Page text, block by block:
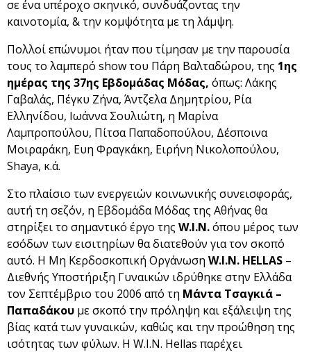
σε ένα υπέροχο σκηνικό, συνδυάζοντας την
καινοτομία, & την κομψότητα με τη λάμψη.
Πολλοί επώνυμοι ήταν που τίμησαν με την παρουσία
τους το λαμπερό show του Πάρη Βαλταδώρου, της 1ης
ημέρας της 37ης Εβδομάδας Μόδας, όπως: Λάκης
Γαβαλάς, Πέγκυ Ζήνα, Άντζελα Δημητρίου, Ρία
Ελληνίδου, Ιωάννα Σουλιώτη, η Μαρίνα
Λαμπροπούλου, Πίτσα Παπαδοπούλου, Δέσποινα
Μοιραράκη, Ευη Φραγκάκη, Ειρήνη Νικολοπούλου,
Shaya, κ.ά.
Στο πλαίσιο των ενεργειών κοινωνικής συνεισφοράς,
αυτή τη σεζόν, η Εβδομάδα Μόδας της Αθήνας θα
στηρίξει το σημαντικό έργο της W.I.N.όπου μέρος των
εσόδων των εισιτηρίων θα διατεθούν για τον σκοπό
αυτό. Η Μη Κερδοσκοπική Οργάνωση W.I.N. HELLAS –
Διεθνής Υποστήριξη Γυναικών ιδρύθηκε στην Ελλάδα
τον Σεπτέμβριο του 2006 από τη Μάντα Τσαγκιά –
Παπαδάκου με σκοπό την πρόληψη και εξάλειψη της
βίας κατά των γυναικών, καθώς και την προώθηση της
ισότητας των φύλων. Η W.I.N. Hellas παρέχει